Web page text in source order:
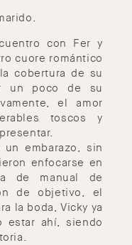
con Fer y
cuore romántico
cobertura de su
un poco de su
el amor
toscos y
embarazo, sin
enfocarse en
de manual de
de objetivo, el
la boda, Vicky ya
estar ahí, siendo